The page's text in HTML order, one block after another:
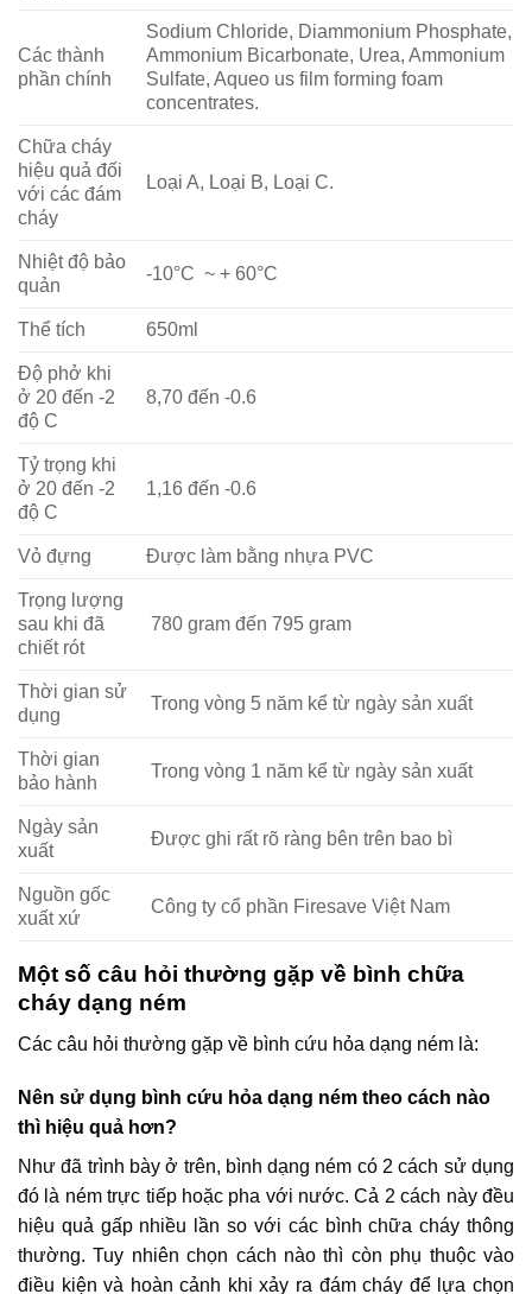
Các thành
phần chính
Sodium Chloride, Diammonium Phosphate,
Ammonium Bicarbonate, Urea, Ammonium
Sulfate, Aqueo us film forming foam
concentrates.
Chữa cháy
hiệu quả đối
với các đám
cháy
Loại A, Loại B, Loại C.
Nhiệt độ bảo
quản
-10°C ~ + 60°C
Thể tích 650ml
Độ phở khi
ở 20 đến -2
độ C
8,70 đến -0.6
Tỷ trọng khi
ở 20 đến -2
độ C
1,16 đến -0.6
Vỏ đựng Được làm bằng nhựa PVC
Trọng lượng
sau khi đã
chiết rót
780 gram đến 795 gram
Thời gian sử
dụng
Trong vòng 5 năm kể từ ngày sản xuất
Thời gian
bảo hành
Trong vòng 1 năm kể từ ngày sản xuất
Ngày sản
xuất
Được ghi rất rõ ràng bên trên bao bì
Nguồn gốc
xuất xứ
Công ty cổ phần Firesave Việt Nam
Một số câu hỏi thường gặp về bình chữa
cháy dạng ném
Các câu hỏi thường gặp về bình cứu hỏa dạng ném là:
Nên sử dụng bình cứu hỏa dạng ném theo cách nào
thì hiệu quả hơn?
Như đã trình bày ở trên, bình dạng ném có 2 cách sử dụng
đó là ném trực tiếp hoặc pha với nước. Cả 2 cách này đều
hiệu quả gấp nhiều lần so với các bình chữa cháy thông
thường. Tuy nhiên chọn cách nào thì còn phụ thuộc vào
điều kiện và hoàn cảnh khi xảy ra đám cháy để lựa chọn